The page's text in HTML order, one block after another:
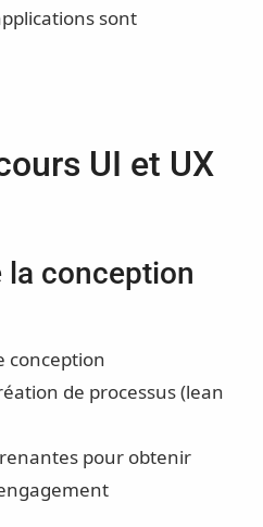
sont
UI et UX
la conception
conception
de processus (lean
pour obtenir